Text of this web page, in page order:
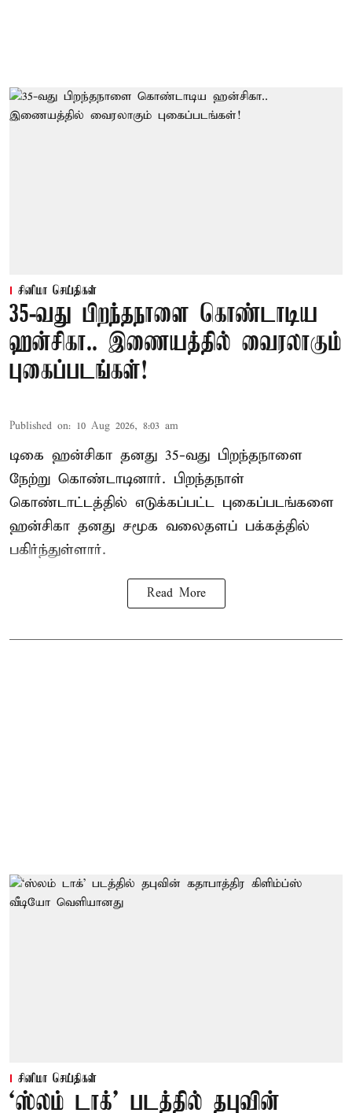
சினிமா செய்திகள்
35-வது பிறந்தநாளை கொண்டாடிய
ஹன்சிகா.. இணையத்தில் வைரலாகும்
புகைப்படங்கள்!
Published on: 10 Aug 2026, 8:03 am
டிகை ஹன்சிகா தனது 35-வது பிறந்தநாளை
நேற்று கொண்டாடினார். பிறந்தநாள்
கொண்டாட்டத்தில் எடுக்கப்பட்ட புகைப்படங்களை
ஹன்சிகா தனது சமூக வலைதளப் பக்கத்தில்
பகிர்ந்துள்ளார்.
Read More
சினிமா செய்திகள்
‘ஸ்லம் டாக்’ படத்தில் தபுவின்